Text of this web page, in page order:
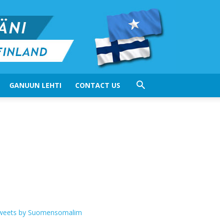
GANUUN LEHTI CONTACT US
by Suomensomalim